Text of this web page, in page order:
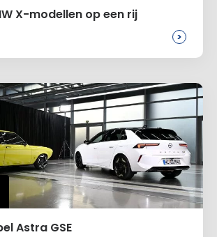
X-modellen op een rij
>
Astra GSE